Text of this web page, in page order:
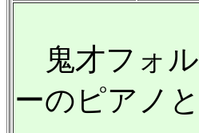
鬼才フォル
ーのピアノ